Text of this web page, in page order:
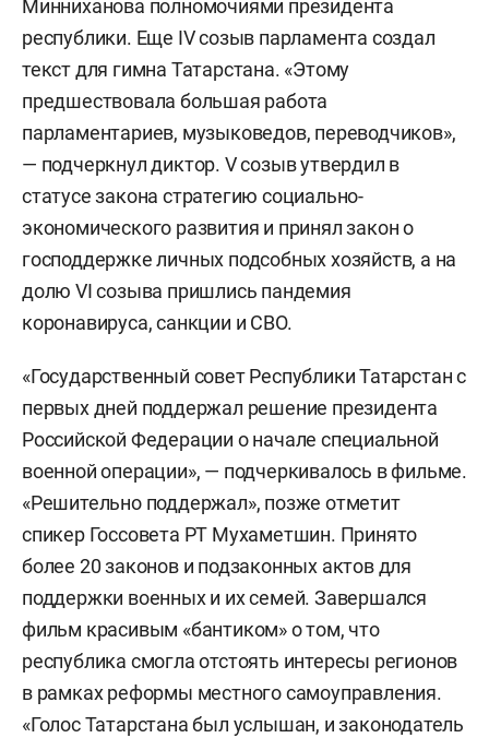
Минниханова полномочиями президента
республики. Еще IV созыв парламента создал
текст для гимна Татарстана. «Этому
предшествовала большая работа
парламентариев, музыковедов, переводчиков»,
— подчеркнул диктор. V созыв утвердил в
статусе закона стратегию социально-
экономического развития и принял закон о
господдержке личных подсобных хозяйств, а на
долю VI созыва пришлись пандемия
коронавируса, санкции и СВО.
«Государственный совет Республики Татарстан с
первых дней поддержал решение президента
Российской Федерации о начале специальной
военной операции», — подчеркивалось в фильме.
«Решительно поддержал», позже отметит
спикер Госсовета РТ Мухаметшин. Принято
более 20 законов и подзаконных актов для
поддержки военных и их семей. Завершался
фильм красивым «бантиком» о том, что
республика смогла отстоять интересы регионов
в рамках реформы местного самоуправления.
«Голос Татарстана был услышан, и законодатель